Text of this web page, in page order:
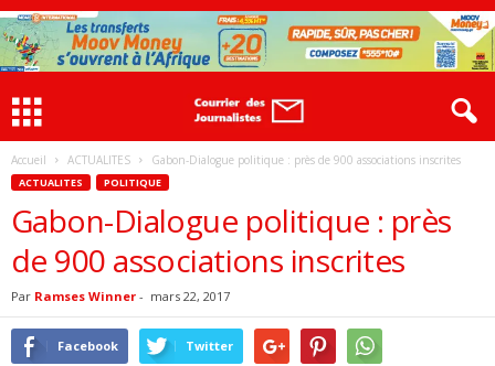
Accueil ACTUALITES Gabon-Dialogue politique : près de 900 associations inscrites
ACTUALITES POLITIQUE
Gabon-Dialogue politique : près
de 900 associations inscrites
Par Ramses Winner - mars 22, 2017
Facebook Twitter